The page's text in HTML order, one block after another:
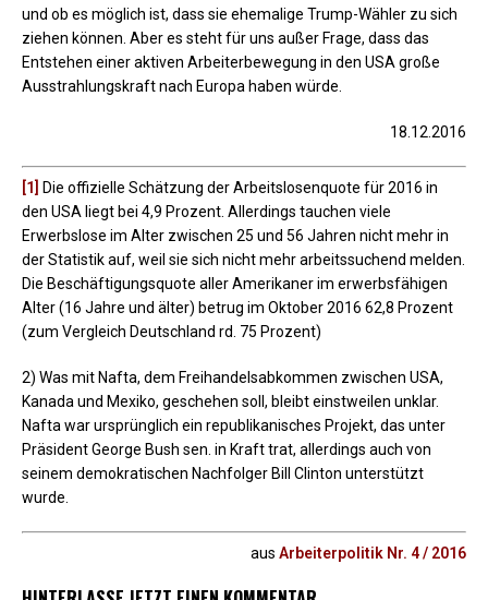
und ob es möglich ist, dass sie ehemalige Trump-Wähler zu sich
ziehen können. Aber es steht für uns außer Frage, dass das
Entstehen einer aktiven Arbeiterbewegung in den USA große
Ausstrahlungskraft nach Europa haben würde.
18.12.2016
[1]
Die offizielle Schätzung der Arbeitslosenquote für 2016 in
den USA liegt bei 4,9 Prozent. Allerdings tauchen viele
Erwerbslose im Alter zwischen 25 und 56 Jahren nicht mehr in
der Statistik auf, weil sie sich nicht mehr arbeitssuchend melden.
Die Beschäftigungsquote aller Amerikaner im erwerbsfähigen
Alter (16 Jahre und älter) betrug im Oktober 2016 62,8 Prozent
(zum Vergleich Deutschland rd. 75 Prozent)
2) Was mit Nafta, dem Freihandelsabkommen zwischen USA,
Kanada und Mexiko, geschehen soll, bleibt einstweilen unklar.
Nafta war ursprünglich ein republikanisches Projekt, das unter
Präsident George Bush sen. in Kraft trat, allerdings auch von
seinem demokratischen Nachfolger Bill Clinton unterstützt
wurde.
aus Arbeiterpolitik Nr. 4 / 2016